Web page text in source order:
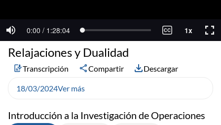
Introducción a la Investigación de Operaciones
Relajaciones y Dualidad
Transcripción Compartir Descargar
18/03/2024Ver más